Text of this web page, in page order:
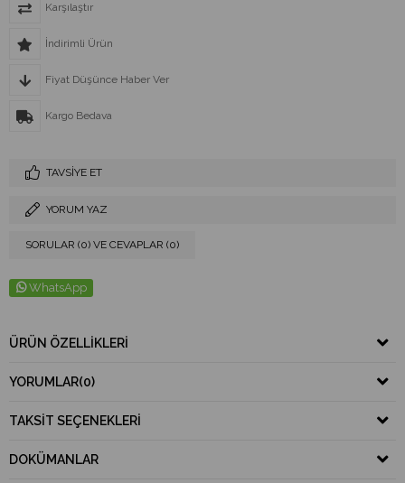
Karşılaştır
İndirimli Ürün
Fiyat Düşünce Haber Ver
Kargo Bedava
TAVSIYE ET
YORUM YAZ
SORULAR (0) VE CEVAPLAR (0)
WhatsApp
ÜRÜN ÖZELLIKLERI
YORUMLAR(0)
TAKSIT SEÇENEKLERI
DOKÜMANLAR